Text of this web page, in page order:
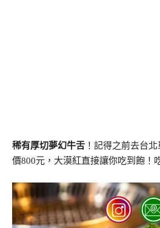
稀有厚切夢幻牛舌 ！記得之前去台
價800元，大漠紅直接讓你吃到飽！